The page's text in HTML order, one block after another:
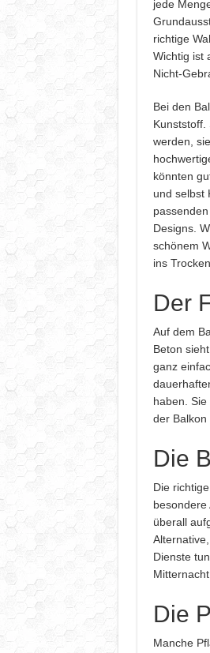
jede
richtige
Wichtig ist
Nicht-
Bei den
werden,
könnten
und selbst
Designs.
schönem
ins
Der
Auf dem
Beton
ganz
haben.
der Balkon
Die
Die
besondere
überall
Dienste
Die
Manche